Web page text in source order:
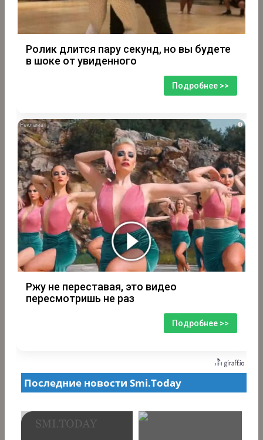
Ролик длится пару секунд, но вы будете
в шоке от увиденного
Подробнее >>
i
Ржу не переставая, это видео
пересмотришь не раз
Подробнее >>